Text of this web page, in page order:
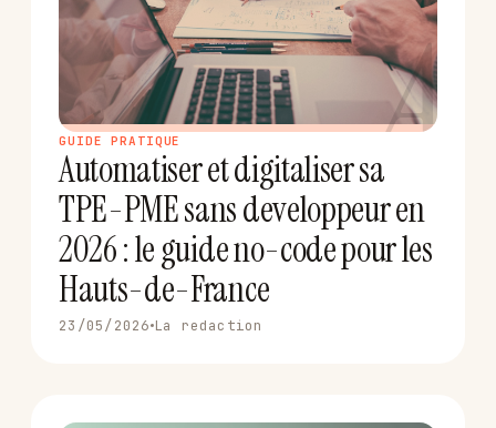
A
GUIDE PRATIQUE
Automatiser et digitaliser sa
TPE-PME sans developpeur en
2026 : le guide no-code pour les
Hauts-de-France
23/05/2026 La redaction